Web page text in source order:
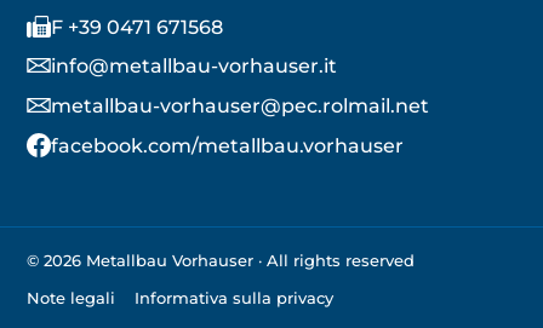
F +39 0471 671568
info@metallbau-vorhauser.it
metallbau-vorhauser@pec.rolmail.net
facebook.com/metallbau.vorhauser
© 2026 Metallbau Vorhauser · All rights reserved
Note legali
Informativa sulla privacy